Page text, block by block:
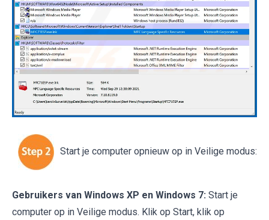
Start je computer opnieuw op in Veilige modus:
Gebruikers van Windows XP en Windows 7: Start je
computer op in Veilige modus. Klik op Start, klik op